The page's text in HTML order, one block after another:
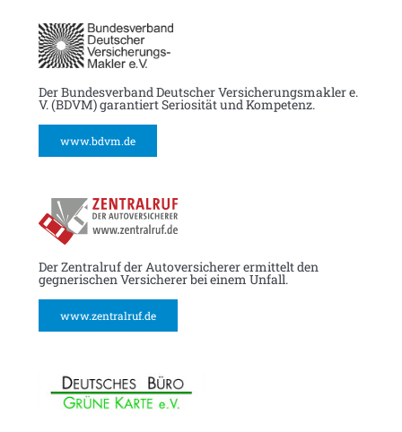
Der Bundesverband Deutscher Versicherungsmakler e.
V. (BDVM) garantiert Seriosität und Kompetenz.
www.bdvm.de
Der Zentralruf der Autoversicherer ermittelt den
gegnerischen Versicherer bei einem Unfall.
www.zentralruf.de